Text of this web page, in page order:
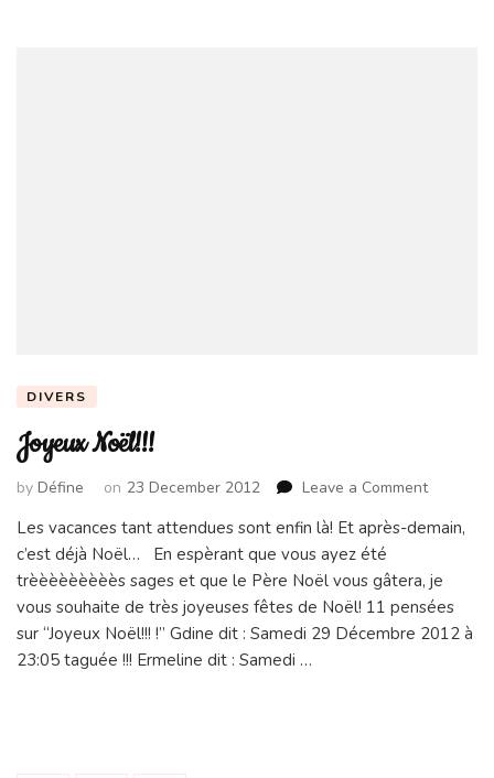
DIVERS
Joyeux Noël!!!
by Défine on 23 December 2012 Leave a Commenton
Noël!!!
Les vacances tant attendues sont enfin là! Et après-demain,
c’est déjà Noël… En espèrant que vous ayez été
trèèèèèèèèès sages et que le Père Noël vous gâtera, je
vous souhaite de très joyeuses fêtes de Noël! 11 pensées
sur “Joyeux Noël!!! !” Gdine dit : Samedi 29 Décembre 2012 à
23:05 taguée !!! Ermeline dit : Samedi …